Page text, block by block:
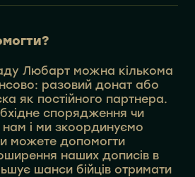
Любарт можна кількома
разовий донат або
як постійного партнера.
спорядження чи
нам і ми зкоординуємо
можете допомогти
наших дописів в
шанси бійців отримати